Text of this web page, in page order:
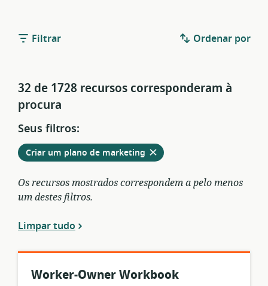
Filtrar Ordenar por
32 de 1728 recursos corresponderam à
procura
Seus filtros:
Remover
Criar um plano de marketing dos
filtros
atuais
Os recursos mostrados correspondem a pelo menos
um destes filtros.
Limpar tudo
Worker-Owner Workbook